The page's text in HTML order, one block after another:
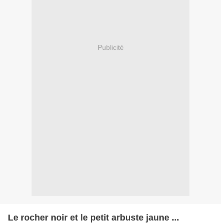
Publicité
Le rocher noir et le petit arbuste jaune ...